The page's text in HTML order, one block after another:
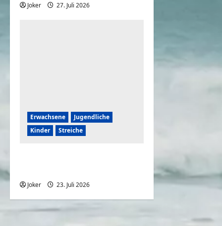
Joker 27. Juli 2026
Erwachsene
Jugendliche
Kinder
Streiche
Joker 23. Juli 2026